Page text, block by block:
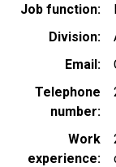
Job function
Division
Email
Telephone
number
Work
experience